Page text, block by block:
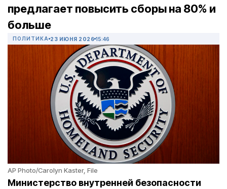
предлагает повысить сборы на 80% и
больше
ПОЛИТИКА 23 ИЮНЯ 2026 15:46
AP Photo/Carolyn Kaster, File
Министерство внутренней безопасности